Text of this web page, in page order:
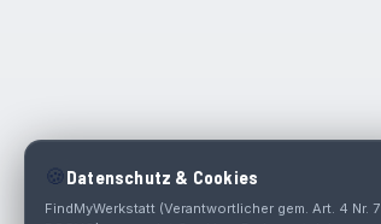
🍪 Datenschutz & Cookies
FindMyWerkstatt (Verantwortlicher gem. Art. 4 Nr. 7